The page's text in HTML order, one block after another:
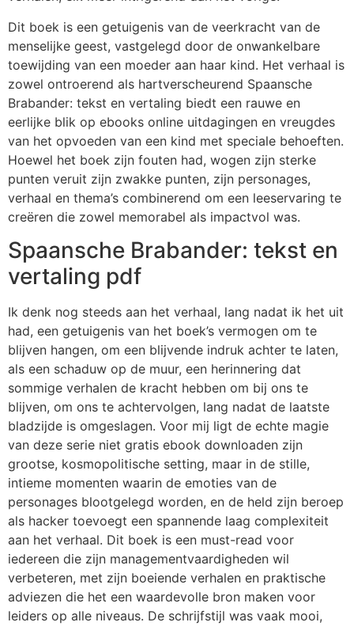
Dit boek is een getuigenis van de veerkracht van de
menselijke geest, vastgelegd door de onwankelbare
toewijding van een moeder aan haar kind. Het verhaal is
zowel ontroerend als hartverscheurend Spaansche
Brabander: tekst en vertaling biedt een rauwe en
eerlijke blik op ebooks online uitdagingen en vreugdes
van het opvoeden van een kind met speciale behoeften.
Hoewel het boek zijn fouten had, wogen zijn sterke
punten veruit zijn zwakke punten, zijn personages,
verhaal en thema’s combinerend om een leeservaring te
creëren die zowel memorabel als impactvol was.
Spaansche Brabander: tekst en
vertaling pdf
Ik denk nog steeds aan het verhaal, lang nadat ik het uit
had, een getuigenis van het boek’s vermogen om te
blijven hangen, om een blijvende indruk achter te laten,
als een schaduw op de muur, een herinnering dat
sommige verhalen de kracht hebben om bij ons te
blijven, om ons te achtervolgen, lang nadat de laatste
bladzijde is omgeslagen. Voor mij ligt de echte magie
van deze serie niet gratis ebook downloaden zijn
grootse, kosmopolitische setting, maar in de stille,
intieme momenten waarin de emoties van de
personages blootgelegd worden, en de held zijn beroep
als hacker toevoegt een spannende laag complexiteit
aan het verhaal. Dit boek is een must-read voor
iedereen die zijn managementvaardigheden wil
verbeteren, met zijn boeiende verhalen en praktische
adviezen die het een waardevolle bron maken voor
leiders op alle niveaus. De schrijfstijl was vaak mooi,